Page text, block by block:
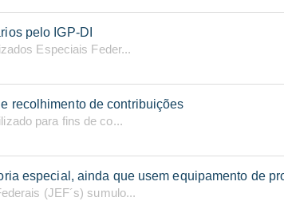
pelo IGP-DI
Especiais Feder...
recolhimento de contribuições
para fins de co...
especial, ainda que usem equipamento de
(JEF´s) sumulo...